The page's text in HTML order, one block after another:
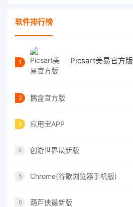
软件排行榜
1 Picsart美易官方版
2 鹅盒官方版
3 应用宝APP
4 创游世界最新版
5 Chrome(谷歌浏览器手机版)
6 葫芦侠最新版